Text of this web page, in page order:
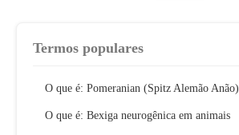
Termos populares
O que é: Pomeranian (Spitz Alemão Anão)
O que é: Bexiga neurogênica em animais